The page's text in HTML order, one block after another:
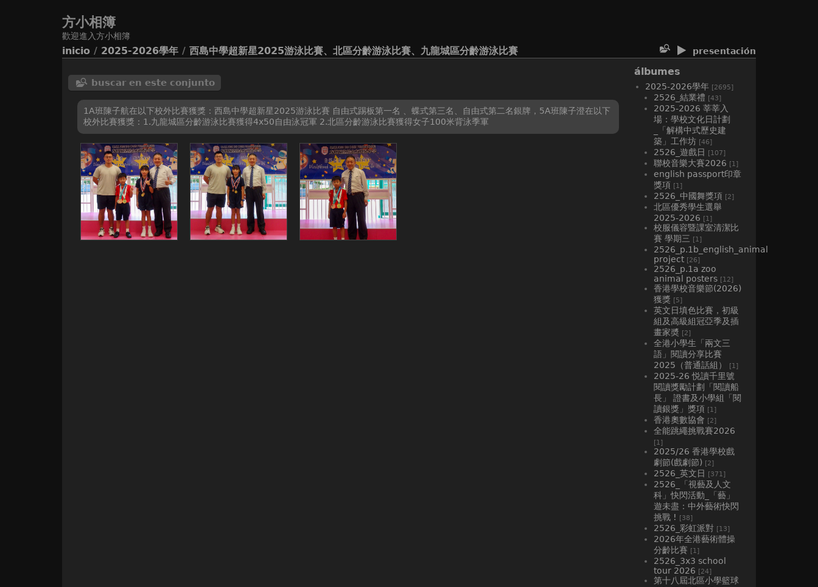
方小相簿
歡迎進入方小相簿
presentación
inicio / 2025-2026學年 / 西島中學超新星2025游泳比賽、北區分齡游泳比賽、九龍城區分齡游泳比賽
buscar en este conjunto
1A班陳子航在以下校外比賽獲獎：西島中學超新星2025游泳比賽 自由式踢板第一名 、蝶式第三名、自由式第二名銀牌，5A班陳子澄在以下
校外比賽獲獎：1.九龍城區分齡游泳比賽獲得4x50自由泳冠軍 2.北區分齡游泳比賽獲得女子100米背泳季軍
álbumes
2025-2026學年 [2695]
2526_結業禮 [43]
2025-2026 莘莘入
場：學校文化日計劃
_「解構中式歷史建
築」工作坊 [46]
2526_遊戲日 [107]
聯校音樂大賽2026 [1]
english passport印章
獎項 [1]
2526_中國舞獎項 [2]
北區優秀學生選舉
2025-2026 [1]
校服儀容暨課室清潔比
賽 學期三 [1]
2526_p.1b_english_animal
project [26]
2526_p.1a zoo
animal posters [12]
香港學校音樂節(2026)
獲獎 [5]
英文日填色比賽，初級
組及高級組冠亞季及插
畫家奬 [2]
全港小學生「兩文三
語」閱讀分享比賽
2025（普通話組）
[1]
2025-26 悦讀千里號
閱讀獎勵計劃「閱讀船
長」 證書及小學組「閱
讀銀獎」獎項 [1]
香港奧數協會 [2]
全能跳繩挑戰賽2026
[1]
2025/26 香港學校戲
劇節(戲劇節) [2]
2526_英文日 [371]
2526_「視藝及人文
科」快閃活動_「藝」
遊未盡：中外藝術快閃
挑戰 ! [38]
2526_彩虹派對 [13]
2026年全港藝術體操
分齡比賽 [1]
2526_3x3 school
tour 2026 [24]
第十八屆北區小學籃球